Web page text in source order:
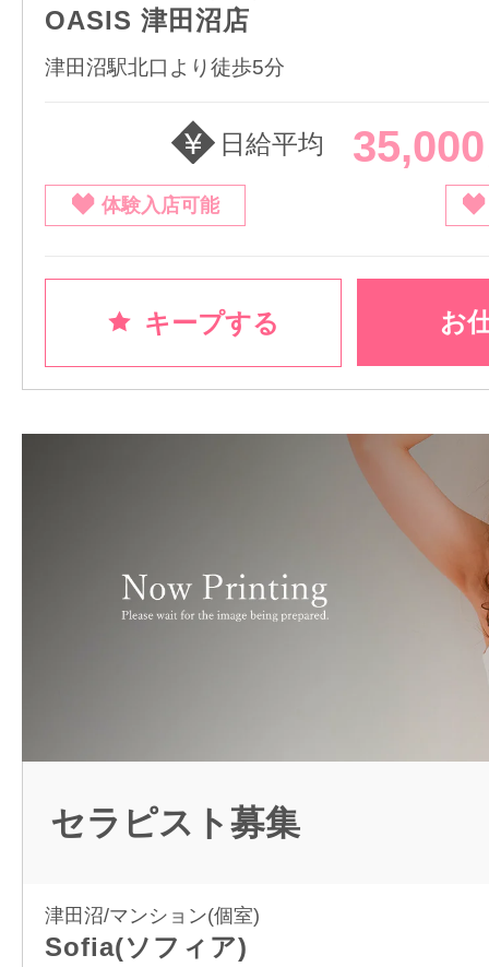
OASIS 津田沼店
津田沼駅北口より徒歩5分
日給平均
体験入店可能
キープする お
セラピスト募集
津田沼/マンション(個室)
Sofia(ソフィア)